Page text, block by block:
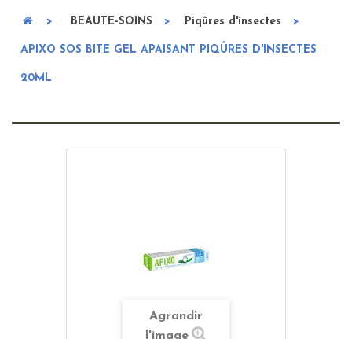
> BEAUTE-SOINS > Piqûres d'insectes >
APIXO SOS BITE GEL APAISANT PIQÛRES D'INSECTES
20ML
Agrandir
l'image